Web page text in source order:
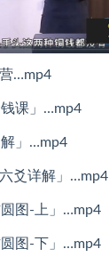
…mp4
课」…mp4
」…mp4
爻详解」…mp4
图-上」…mp4
图-下」…mp4